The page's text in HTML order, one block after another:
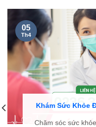
Khám Sức Khỏe
Chăm sóc sức
05
Th4